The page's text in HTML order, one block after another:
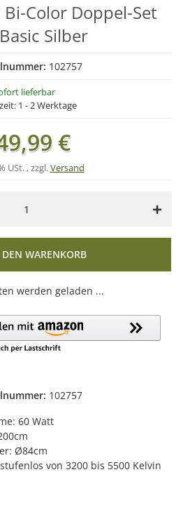
102757
60 Watt
Ø84cm
von 3200 bis 5500 Kelvin
Color Doppel-Set
Silber
102757
lieferbar
1 - 2 Werktage
€
USt. , zzgl.Versand
WARENKORB
werden geladen ...